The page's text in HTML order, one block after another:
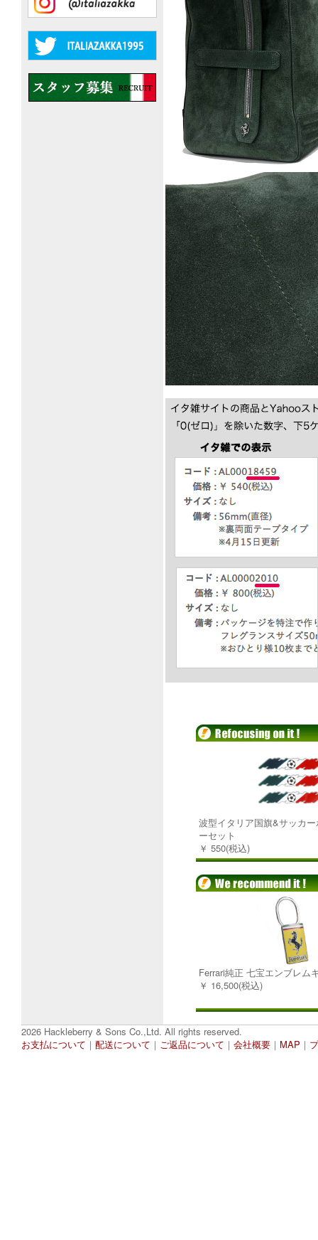
波型イタリア国旗&サッカ
ーセット
￥ 550(税込)
Ferrari純正 七宝エンブレム
￥ 16,500(税込)
2026 Hackleberry & Sons Co.,Ltd. All rights reserved.
お支払について ｜ 配送について ｜ ご返品について ｜ 会社概要 ｜ MAP ｜